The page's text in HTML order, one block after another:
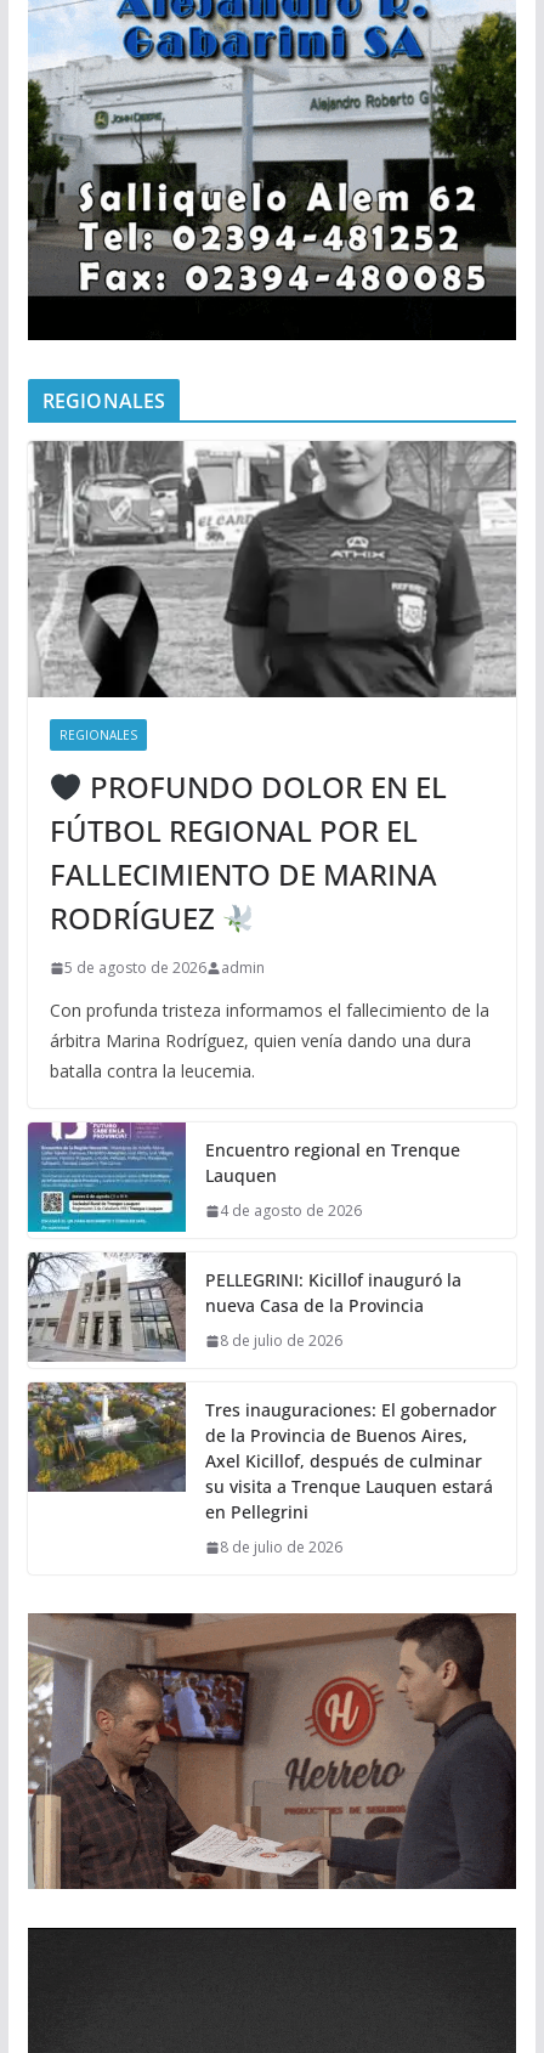
REGIONALES
REGIONALES
PROFUNDO DOLOR EN EL
FÚTBOL REGIONAL POR EL
FALLECIMIENTO DE MARINA
RODRÍGUEZ
5 de agosto de 2026 admin
Con profunda tristeza informamos el fallecimiento de la
árbitra Marina Rodríguez, quien venía dando una dura
batalla contra la leucemia.
Encuentro regional en Trenque
Lauquen
4 de agosto de 2026
PELLEGRINI: Kicillof inauguró la
nueva Casa de la Provincia
8 de julio de 2026
Tres inauguraciones: El gobernador
de la Provincia de Buenos Aires,
Axel Kicillof, después de culminar
su visita a Trenque Lauquen estará
en Pellegrini
8 de julio de 2026